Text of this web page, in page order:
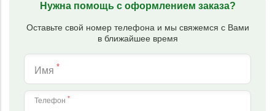
Нужна помощь с оформлением заказа?
Оставьте свой номер телефона и мы свяжемся с Вами
в ближайшее время
Имя *
Телефон *